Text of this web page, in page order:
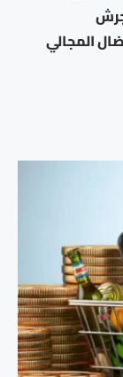
المجالي